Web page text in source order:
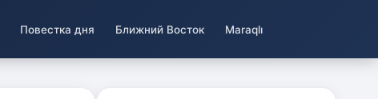
Повестка дня Ближний Восток Maraqlı